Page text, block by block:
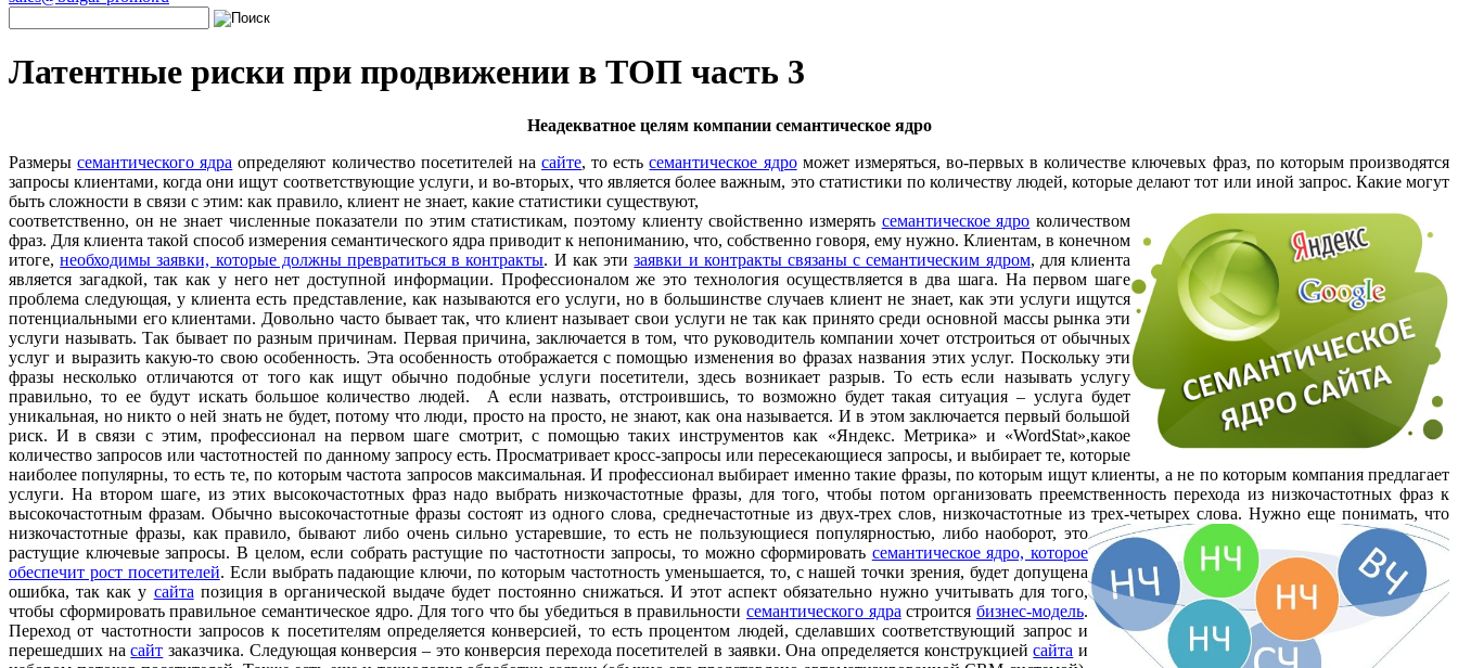
Латентные риски при продвижении в ТОП часть 3
Неадекватное целям компании семантическое ядро
Размерысемантического ядра определяют количество посетителей насайте, то естьсемантическое ядроможет измеряться, во-первых в количестве ключевых фраз, по которым производятся
запросы клиентами, когда они ищут соответствующие услуги, и во-вторых, что является более важным, это статистики по количеству людей, которые делают тот или иной запрос. Какие могут
быть сложности в связи с этим: как правило, клиент не знает, какие статистики существуют,
соответственно, он не знает численные показатели по этим статистикам, поэтому клиенту свойственно измерять семантическое ядро количеством
фраз. Для клиента такой способ измерения семантического ядра приводит к непониманию, что, собственно говоря, ему нужно. Клиентам, в конечном
итоге,необходимы заявки, которые должны превратиться в контракты. И как этизаявки и контракты связаны с семантическим ядром, для клиента
является загадкой, так как у него нет доступной информации. Профессионалом же это технология осуществляется в два шага. На первом шаге
проблема следующая, у клиента есть представление, как называются его услуги, но в большинстве случаев клиент не знает, как эти услуги ищутся
потенциальными его клиентами. Довольно часто бывает так, что клиент называет свои услуги не так как принято среди основной массы рынка эти
услуги называть. Так бывает по разным причинам. Первая причина, заключается в том, что руководитель компании хочет отстроиться от обычных
услуг и выразить какую-то свою особенность. Эта особенность отображается с помощью изменения во фразах названия этих услуг. Поскольку эти
фразы несколько отличаются от того как ищут обычно подобные услуги посетители, здесь возникает разрыв. То есть если называть услугу
правильно, то ее будут искать большое количество людей. А если назвать, отстроившись, то возможно будет такая ситуация – услуга будет
уникальная, но никто о ней знать не будет, потому что люди, просто на просто, не знают, как она называется. И в этом заключается первый большой
риск. И в связи с этим, профессионал на первом шаге смотрит, с помощью таких инструментов как «Яндекс. Метрика» и «WordStat»,какое
количество запросов или частотностей по данному запросу есть. Просматривает кросс-запросы или пересекающиеся запросы, и выбирает те, которые
наиболее популярны, то есть те, по которым частота запросов максимальная. И профессионал выбирает именно такие фразы, по которым ищут клиенты, а не по которым компания предлагает
услуги. На втором шаге, из этих высокочастотных фраз надо выбрать низкочастотные фразы, для того, чтобы потом организовать преемственность перехода из низкочастотных фраз к
высокочастотным фразам. Обычно высокочастотные фразы состоят из одного слова, среднечастотные из двух-трех слов, низкочастотные из трех-четырех слова. Нужно еще понимать, что
низкочастотные фразы, как правило, бывают либо очень сильно устаревшие, то есть не пользующиеся популярностью, либо наоборот, это
растущие ключевые запросы. В целом, если собрать растущие по частотности запросы, то можно сформировать семантическое ядро, которое
обеспечит рост посетителей. Если выбрать падающие ключи, по которым частотность уменьшается, то, с нашей точки зрения, будет допущена
ошибка, так как у сайта позиция в органической выдаче будет постоянно снижаться. И этот аспект обязательно нужно учитывать для того,
чтобы сформировать правильное семантическое ядро. Для того что бы убедиться в правильности семантического ядра строитсябизнес-модель.
Переход от частотности запросов к посетителям определяется конверсией, то есть процентом людей, сделавших соответствующий запрос и
перешедших насайт заказчика. Следующая конверсия – это конверсия перехода посетителей в заявки. Она определяется конструкциейсайта и